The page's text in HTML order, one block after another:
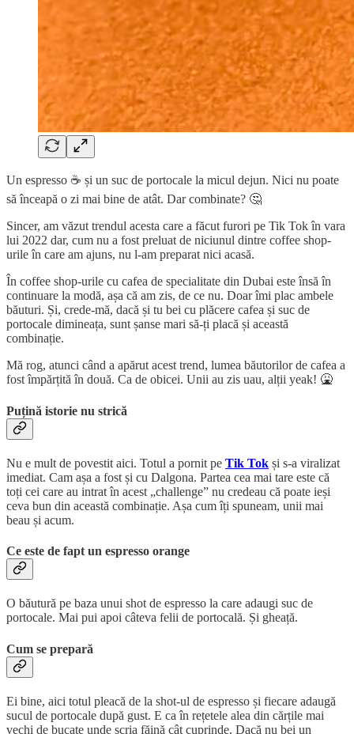
Un espresso ☕ și un suc de portocale la micul dejun. Nici nu poate
să înceapă o zi mai bine de atât. Dar combinate? 🤔
Sincer, am văzut trendul acesta care a făcut furori pe Tik Tok în vara
lui 2022 dar, cum nu a fost preluat de niciunul dintre coffee shop-
urile în care am ajuns, nu l-am preparat nici acasă.
În coffee shop-urile cu cafea de specialitate din Dubai este însă în
continuare la modă, așa că am zis, de ce nu. Doar îmi plac ambele
băuturi. Și, crede-mă, dacă și tu bei cu plăcere cafea și suc de
portocale dimineața, sunt șanse mari să-ți placă și această
combinație.
Mă rog, atunci când a apărut acest trend, lumea băutorilor de cafea a
fost împărțită în două. Ca de obicei. Unii au zis uau, alții yeak! 🤮
Puțină istorie nu strică
Nu e mult de povestit aici. Totul a pornit pe Tik Tok și s-a viralizat
imediat. Cam așa a fost și cu Dalgona. Partea cea mai tare este că
toți cei care au intrat în acest „challenge” nu credeau că poate ieși
ceva bun din această combinație. Așa cum îți spuneam, unii mai
beau și acum.
Ce este de fapt un espresso orange
O băutură pe baza unui shot de espresso la care adaugi suc de
portocale. Mai pui apoi câteva felii de portocală. Și gheață.
Cum se prepară
Ei bine, aici totul pleacă de la shot-ul de espresso și fiecare adaugă
sucul de portocale după gust. E ca în rețetele alea din cărțile mai
vechi de bucate unde scria făină cât cuprinde. Dacă nu bei un